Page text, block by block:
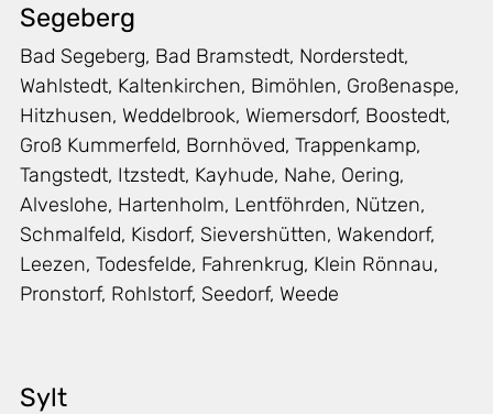
Segeberg
Bad Segeberg, Bad Bramstedt, Norderstedt,
Wahlstedt, Kaltenkirchen, Bimöhlen, Großenaspe,
Hitzhusen, Weddelbrook, Wiemersdorf, Boostedt,
Groß Kummerfeld, Bornhöved, Trappenkamp,
Tangstedt, Itzstedt, Kayhude, Nahe, Oering,
Alveslohe, Hartenholm, Lentföhrden, Nützen,
Schmalfeld, Kisdorf, Sievershütten, Wakendorf,
Leezen, Todesfelde, Fahrenkrug, Klein Rönnau,
Pronstorf, Rohlstorf, Seedorf, Weede
Sylt